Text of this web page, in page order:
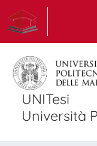
UNITesi
Università